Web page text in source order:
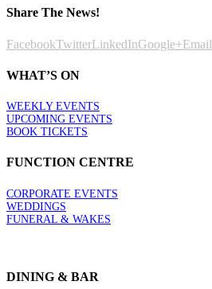
Share The News!
FacebookTwitterLinkedInGoogle+Email
WHAT’S ON
WEEKLY EVENTS
UPCOMING EVENTS
BOOK TICKETS
FUNCTION CENTRE
CORPORATE EVENTS
WEDDINGS
FUNERAL & WAKES
DINING & BAR